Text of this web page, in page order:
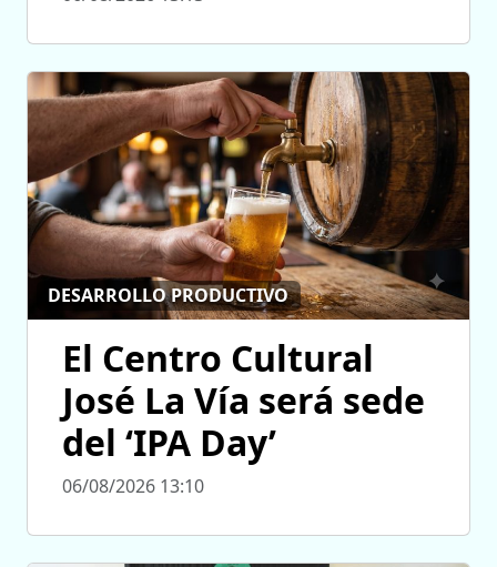
DESARROLLO PRODUCTIVO
El Centro Cultural
José La Vía será sede
del ‘IPA Day’
06/08/2026 13:10